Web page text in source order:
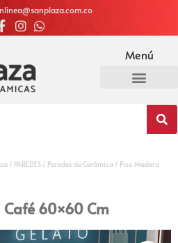
Menú
/ PAREDES / Paredes de Cerámica / Piso Madera
60×60 Cm